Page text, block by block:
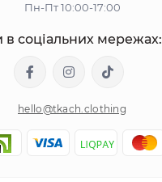
Пн-Пт 10:00-17:00
в соціальних мережах:
hello@tkach.clothing